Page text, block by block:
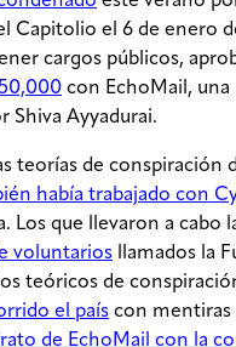
Capitolio el 6 de enero
cargos públicos,
con EchoMail, una
Shiva Ayyadurai.
teorías de conspiración
había trabajado con
Los que llevaron a cabo
voluntarios llamados la
teóricos de
el país con mentiras
de EchoMail con la